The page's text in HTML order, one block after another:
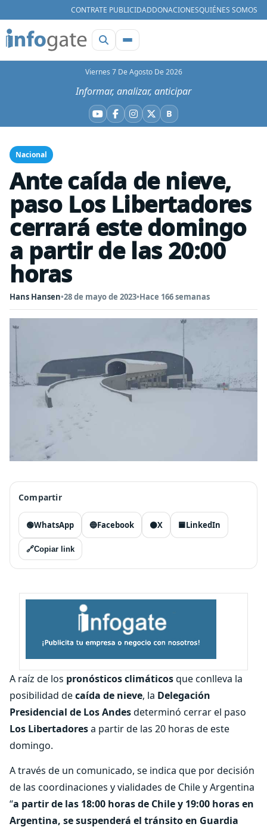
CONTRATE PUBLICIDADDONACIONESQUIÉNES SOMOS
Viernes 7 De Agosto De 2026
Informar, analizar, anticipar
YouTube
Facebook
Instagram
X BBluesky
Nacional
Ante caída de nieve,
paso Los Libertadores
cerrará este domingo
a partir de las 20:00
horas
Hans Hansen•28 de mayo de 2023•Hace 166 semanas
Compartir
🟢WhatsApp 🔵Facebook ⚫X 🟦LinkedIn
🔗Copiar link
A raíz de los pronósticos climáticosque conlleva la
posibilidad decaída de nieve, la Delegación
Presidencial de Los Andesdeterminó cerrar el paso
Los Libertadoresa partir de las 20 horas de este
domingo.
A través de un comunicado, se indica que por decisión
de las coordinaciones y vialidades de Chile y Argentina
“a partir de las 18:00 horas de Chile y 19:00 horas en
Argentina, se suspenderá el tránsito en Guardia